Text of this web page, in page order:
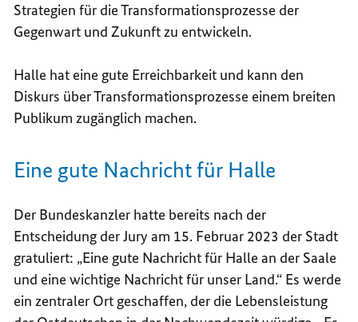
Strategien für die Transformationsprozesse der
Gegenwart und Zukunft zu entwickeln.
Halle hat eine gute Erreichbarkeit und kann den
Diskurs über Transformationsprozesse einem breiten
Publikum zugänglich machen.
Eine gute Nachricht für Halle
Der Bundeskanzler hatte bereits nach der
Entscheidung der Jury am 15. Februar 2023 der Stadt
gratuliert: „Eine gute Nachricht für Halle an der Saale
und eine wichtige Nachricht für unser Land.“ Es werde
ein zentraler Ort geschaffen, der die Lebensleistung